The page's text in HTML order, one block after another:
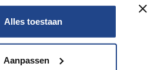
Alles toestaan
Aanpassen
Nee
Nee